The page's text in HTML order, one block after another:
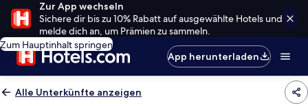
Zur App wechseln
Sichere dir bis zu 10% Rabatt auf ausgewählte Hotels und
melde dich an, um Prämien zu sammeln.
Zum Hauptinhalt springen
App herunterladen
Alle Unterkünfte anzeigen